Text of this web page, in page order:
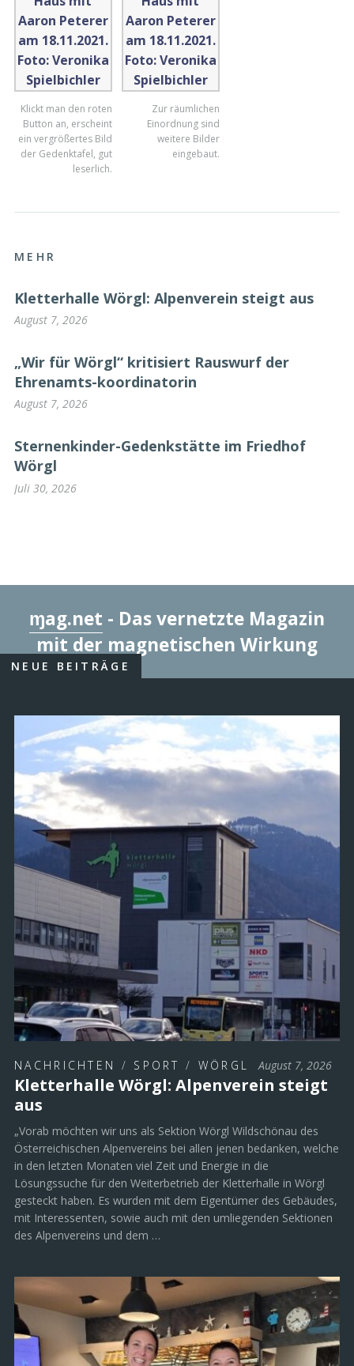
Klickt man den roten
Button an, erscheint
ein vergrößertes Bild
der Gedenktafel, gut
leserlich.
Zur räumlichen
Einordnung sind
weitere Bilder
eingebaut.
MEHR
Kletterhalle Wörgl: Alpenverein steigt aus
August 7, 2026
„Wir für Wörgl“ kritisiert Rauswurf der
Ehrenamts-koordinatorin
August 7, 2026
Sternenkinder-Gedenkstätte im Friedhof
Wörgl
Juli 30, 2026
ɱag.net - Das vernetzte Magazin
mit der magnetischen Wirkung
NEUE BEITRÄGE
NACHRICHTEN / SPORT / WÖRGL August 7, 2026
Kletterhalle Wörgl: Alpenverein steigt
aus
„Vorab möchten wir uns als Sektion Wörgl Wildschönau des
Österreichischen Alpenvereins bei allen jenen bedanken, welche
in den letzten Monaten viel Zeit und Energie in die
Lösungssuche für den Weiterbetrieb der Kletterhalle in Wörgl
gesteckt haben. Es wurden mit dem Eigentümer des Gebäudes,
mit Interessenten, sowie auch mit den umliegenden Sektionen
des Alpenvereins und dem …